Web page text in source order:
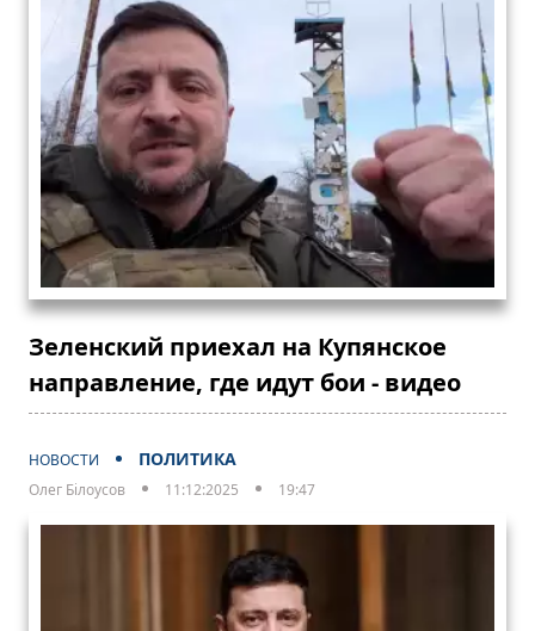
Зеленский приехал на Купянское
направление, где идут бои - видео
НОВОСТИ ПОЛИТИКА
Олег Білоусов 11:12:2025 19:47